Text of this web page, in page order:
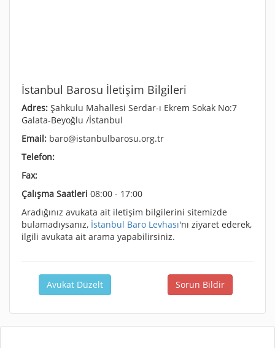
İstanbul Barosu İletişim Bilgileri
Adres: Şahkulu Mahallesi Serdar-ı Ekrem Sokak No:7
Galata-Beyoğlu /İstanbul
Email: baro@istanbulbarosu.org.tr
Telefon:
Fax:
Çalışma Saatleri 08:00 - 17:00
Aradığınız avukata ait iletişim bilgilerini sitemizde
bulamadıysanız, İstanbul Baro Levhası'nı ziyaret ederek,
ilgili avukata ait arama yapabilirsiniz.
Avukat Düzelt Sorun Bildir